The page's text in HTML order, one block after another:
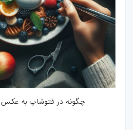
اسکریپت-php
اپلیکیشن
بازی-HTML
مقالات
ترفند-فتوشاپچگونه در فتوشاپ به عکس